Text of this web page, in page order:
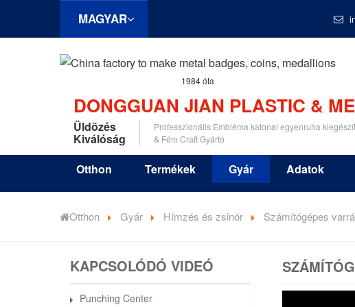
MAGYAR
1984 óta
DONGGUAN JIAN PLASTIC &
Üldözés
Kiválóság
Professzionális Embléma katonai egyenruha
& Fém Craft Gyártó
Otthon Termékek Gyár Adatok
Otthon Gyár Hímzés és zsinór Számítógépes
KAPCSOLÓDÓ VIDEÓ
Punching Center